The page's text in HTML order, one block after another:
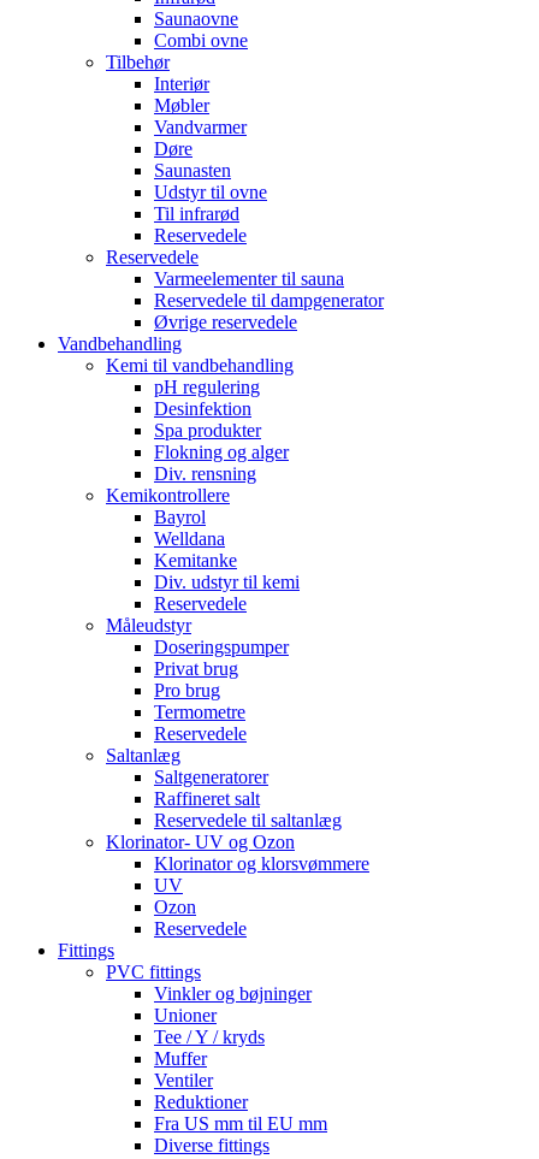
Saunaovne
Combi ovne
Tilbehør
Interiør
Møbler
Vandvarmer
Døre
Saunasten
Udstyr til ovne
Til infrarød
Reservedele
Reservedele
Varmeelementer til sauna
Reservedele til dampgenerator
Øvrige reservedele
Vandbehandling
Kemi til vandbehandling
pH regulering
Desinfektion
Spa produkter
Flokning og alger
Div. rensning
Kemikontrollere
Bayrol
Welldana
Kemitanke
Div. udstyr til kemi
Reservedele
Måleudstyr
Doseringspumper
Privat brug
Pro brug
Termometre
Reservedele
Saltanlæg
Saltgeneratorer
Raffineret salt
Reservedele til saltanlæg
Klorinator- UV og Ozon
Klorinator og klorsvømmere
UV
Ozon
Reservedele
Fittings
PVC fittings
Vinkler og bøjninger
Unioner
Tee / Y / kryds
Muffer
Ventiler
Reduktioner
Fra US mm til EU mm
Diverse fittings